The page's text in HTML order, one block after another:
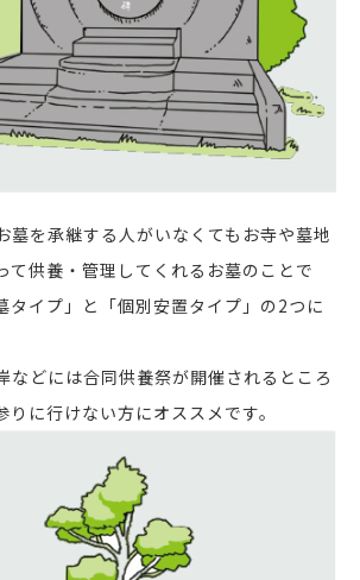
墓を承継する人がいなくてもお寺や墓地
て供養・管理してくれるお墓のことで
タイプ」と「個別安置タイプ」の2つに
などには合同供養祭が開催されるところ
に行けない方にオススメです。